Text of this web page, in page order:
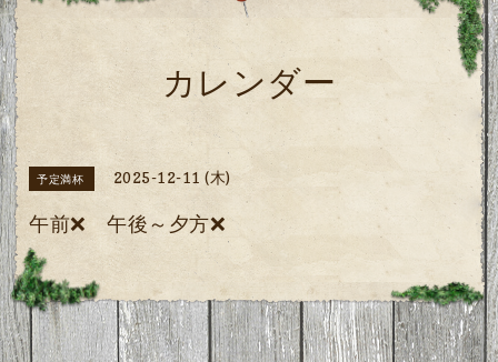
カレンダー
予定満杯 2025-12-11 (木)
午前❌️ 午後～夕方❌️